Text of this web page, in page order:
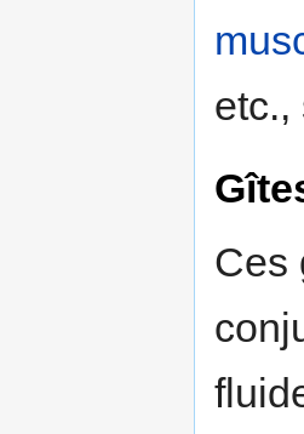
etc.,
Ces